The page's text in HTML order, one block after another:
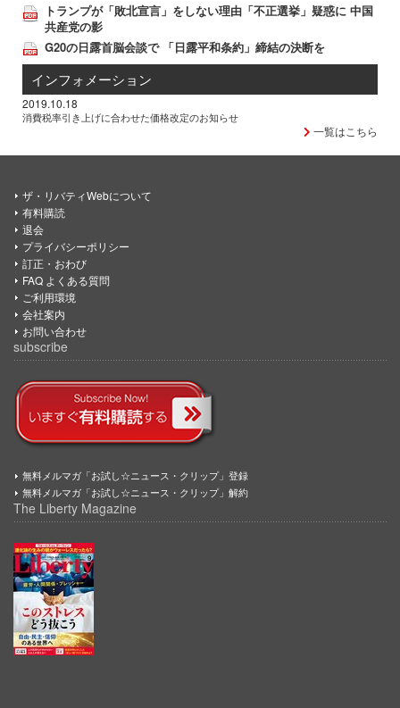
トランプが「敗北宣言」をしない理由「不正選挙」疑惑に 中国
共産党の影
G20の日露首脳会談で 「日露平和条約」締結の決断を
インフォメーション
2019.10.18
消費税率引き上げに合わせた価格改定のお知らせ
一覧はこちら
ザ・リバティWebについて
有料購読
退会
プライバシーポリシー
訂正・おわび
FAQ よくある質問
ご利用環境
会社案内
お問い合わせ
subscribe
無料メルマガ「お試し☆ニュース・クリップ」登録
無料メルマガ「お試し☆ニュース・クリップ」解約
The Liberty Magazine